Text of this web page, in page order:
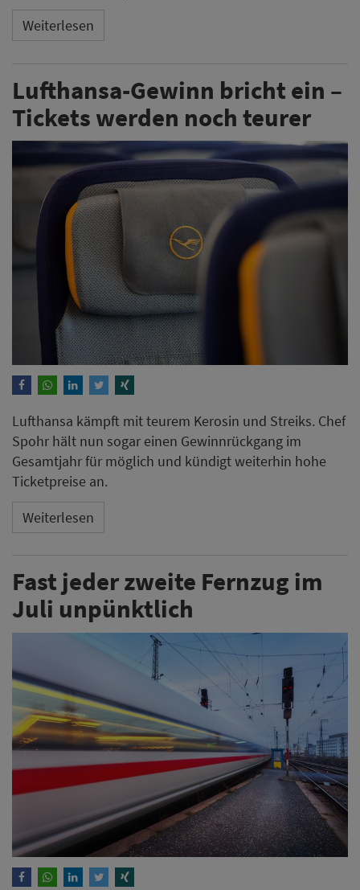
Weiterlesen
Lufthansa-Gewinn bricht ein –
Tickets werden noch teurer
Lufthansa kämpft mit teurem Kerosin und Streiks. Chef
Spohr hält nun sogar einen Gewinnrückgang im
Gesamtjahr für möglich und kündigt weiterhin hohe
Ticketpreise an.
Weiterlesen
Fast jeder zweite Fernzug im
Juli unpünktlich